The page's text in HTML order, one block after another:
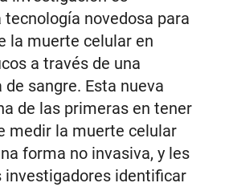
novedosa para
la muerte celular en
a través de una
sangre. Esta nueva
de las primeras en tener
medir la muerte celular
forma no invasiva, y les
investigadores identificar